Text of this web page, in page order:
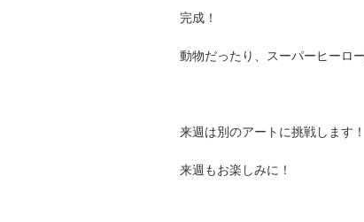
完成！
動物だったり、スーパーヒーロ
来週は別のアートに挑戦します！
来週もお楽しみに！